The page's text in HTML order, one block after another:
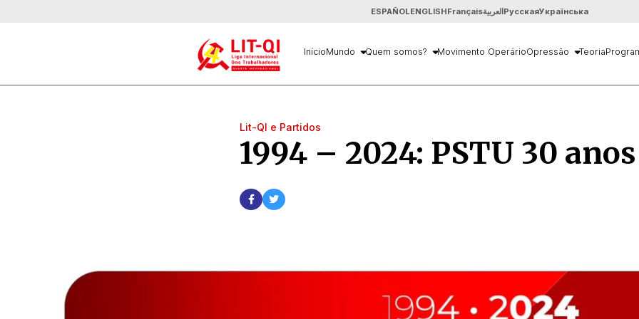
ESPAÑOLENGLISHFrançaisالعربيةРусскаяУкраїнська
InícioMundo Quem somos? Movimento OperárioOpressão Teoria
Lit-QI e Partidos
1994 – 2024: PSTU 30 anos